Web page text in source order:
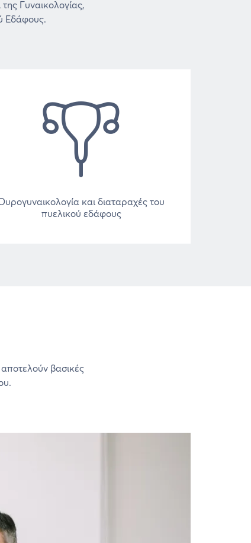
Γυναικολογίας,
Εδάφους.
και διαταραχές του
πυελικού εδάφους
αποτελούν βασικές